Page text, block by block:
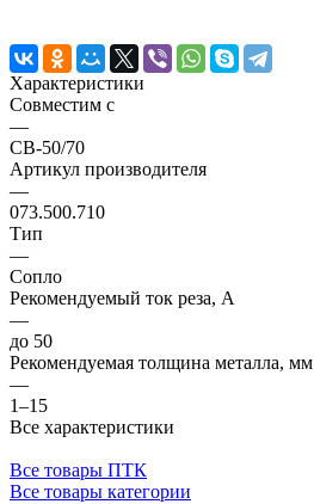
Характеристики
Совместим с
—
СВ-50/70
Артикул производителя
—
073.500.710
Тип
—
Сопло
Рекомендуемый ток реза, А
—
до 50
Рекомендуемая толщина металла, мм
—
1–15
Все характеристики
Все товары ПТК
Все товары категории